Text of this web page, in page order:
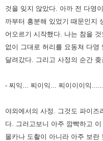
것을 잊지 않았다. 아까 전 다영
까부터 흥분해 있었기 때문인지
어오르기 시작했다. 나는 참을 것
없이 그대로 허리를 요동쳐 다영
달려갔다.
그리고 사정의 순간
- 찌익... 찌이익... 찌이이이익
야외에서의 사정. 그것도 파이즈
다. 그러고보니 아주 깜빡하고
몰카나 도촬이 아니라 아주 보란